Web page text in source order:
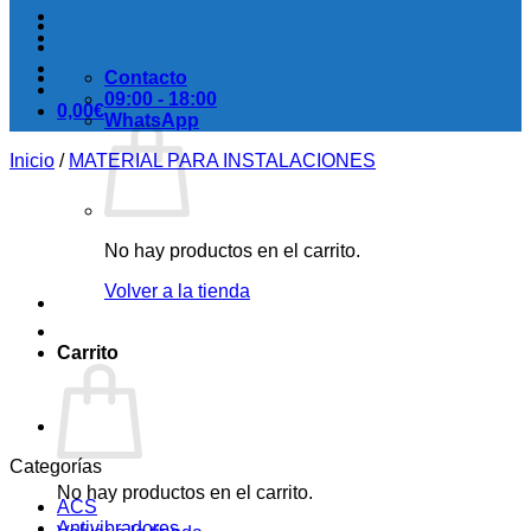
0,00€
No hay productos en el carrito.
Volver a la tienda
Carrito
No hay productos en el carrito.
Contacto
09:00 - 18:00
WhatsApp
Inicio / MATERIAL PARA INSTALACIONES
Categorías
ACS